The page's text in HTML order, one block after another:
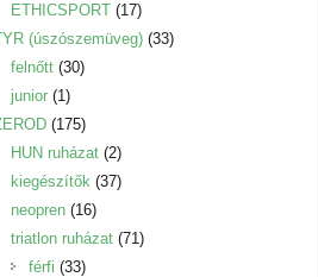
ETHICSPORT 1717
termék
(úszószemüveg) 3333
felnőtt 3030
junior 11
termék
175175
termék
HUN ruházat 22
termék
kiegészítők 3737
neopren 1616
termék
triatlon ruházat 7171
férfi 3333